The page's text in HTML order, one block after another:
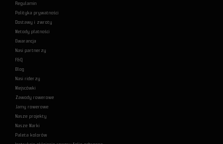
Regulamin
Polityka prywatności
Dostawy i zwroty
Metody płatności
Gwarancja
Nasi partnerzy
F&Q
Blog
Nasi riderzy
Miejscówki
Zawody rowerowe
Jamy rowerowe
Nasze projekty
Nasze Marki
Paleta kolorów